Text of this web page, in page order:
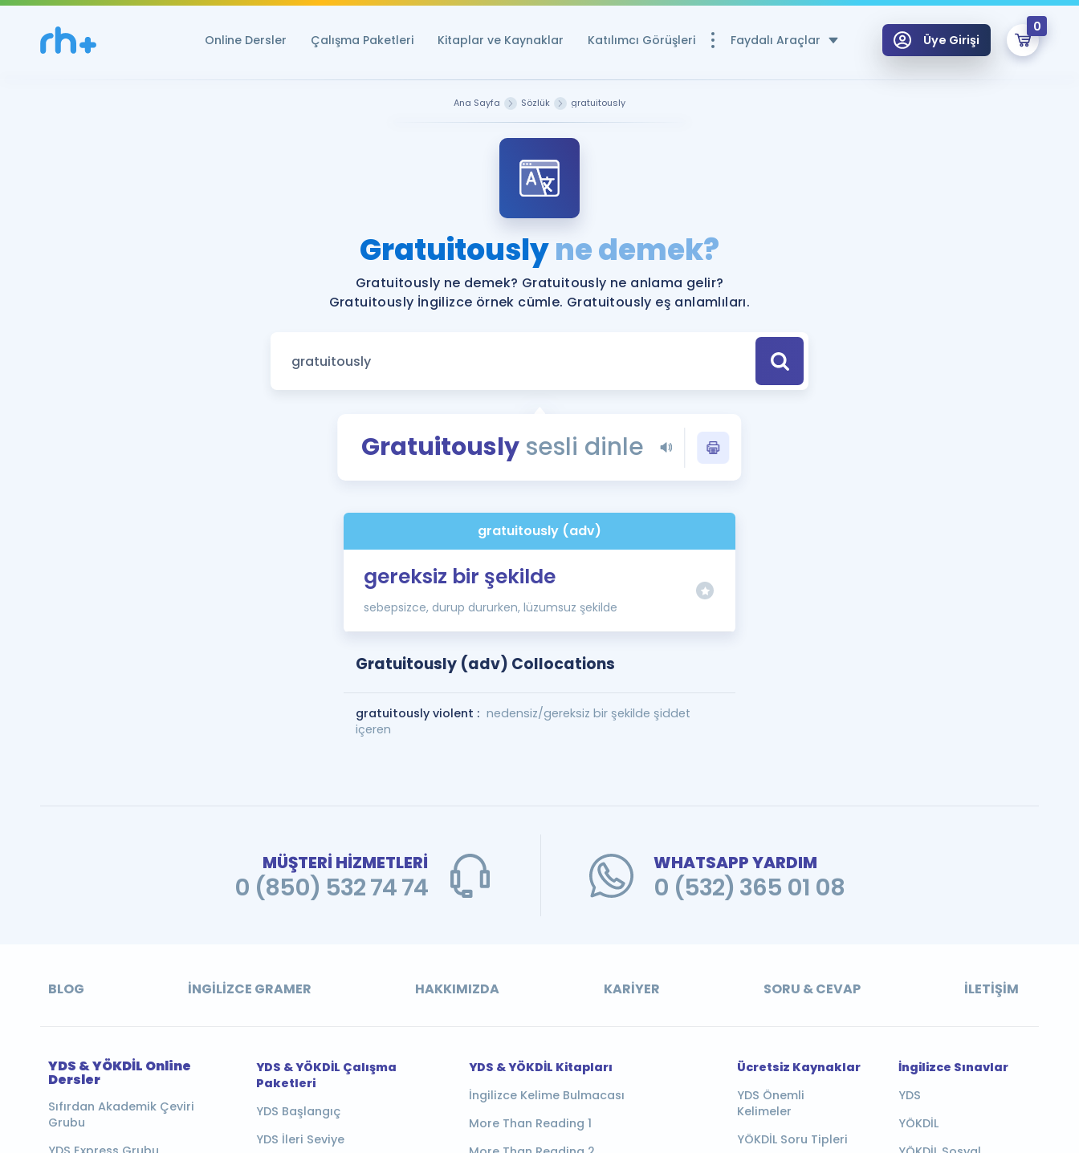
Online Dersler Çalışma Paketleri Kitaplar ve Kaynaklar Katılımcı Görüşleri Faydalı Araçlar
Ücretsiz Kaynaklar
YDS ve YÖKDİL Puan Hesaplama Aracı
YDS ve YÖKDİL'e Hazırlananlar için Öneriler
Tüm ÖSYM Sınavları Tek Takvimde
Blog
YDS - YÖKDİL Tüm Sınavlarla İlgili Haberler
İngilizce Gramer
Üye Girişi
0
Remzi Hoca ile seni sınava hazırlayacak onlarca eğitim seni bekliyor!
Ana Sayfa Sözlük gratuitously
Gratuitouslyne demek?
Gratuitously ne demek? Gratuitously ne anlama gelir?
Gratuitously İngilizce örnek cümle. Gratuitously eş anlamlıları.
Gratuitously sesli dinle
gratuitously (adv)
gereksiz bir şekilde
sebepsizce, durup dururken, lüzumsuz şekilde
Gratuitously (adv) Collocations
gratuitously violent : nedensiz/gereksiz bir şekilde şiddet
içeren
MÜŞTERİ HİZMETLERİ
0 (850) 532 74 74
WHATSAPP YARDIM
0 (532) 365 01 08
BLOG İNGILIZCE GRAMER HAKKIMIZDA KARIYER SORU & CEVAP İLETIŞIM
YDS & YÖKDİL Online
Dersler
Sıfırdan Akademik Çeviri
Grubu
YDS & YÖKDİL Çalışma
Paketleri
YDS Başlangıç
YDS İleri Seviye
YDS & YÖKDİL Kitapları
İngilizce Kelime Bulmacası
More Than Reading 1
Ücretsiz Kaynaklar
YDS Önemli
Kelimeler
YÖKDİL Soru Tipleri
İngilizce Sınavlar
YDS
YÖKDİL